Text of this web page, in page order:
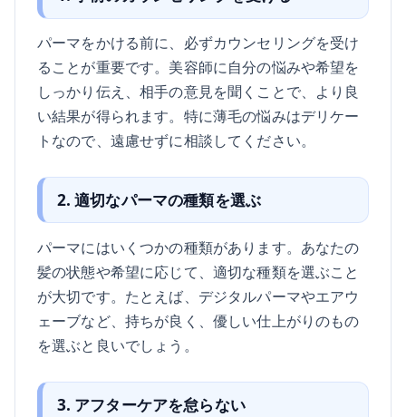
パーマをかける前に、必ずカウンセリングを受け
ることが重要です。美容師に自分の悩みや希望を
しっかり伝え、相手の意見を聞くことで、より良
い結果が得られます。特に薄毛の悩みはデリケー
トなので、遠慮せずに相談してください。
2. 適切なパーマの種類を選ぶ
パーマにはいくつかの種類があります。あなたの
髪の状態や希望に応じて、適切な種類を選ぶこと
が大切です。たとえば、デジタルパーマやエアウ
ェーブなど、持ちが良く、優しい仕上がりのもの
を選ぶと良いでしょう。
3. アフターケアを怠らない